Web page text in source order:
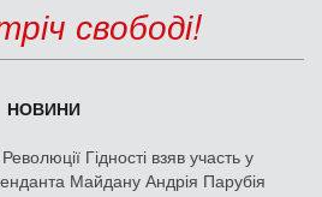
свободі!
НОВИНИ
Гідності взяв участь у
Майдану Андрія Парубія